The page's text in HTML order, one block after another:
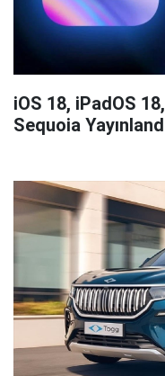
iOS 18, iPadOS
Sequoia